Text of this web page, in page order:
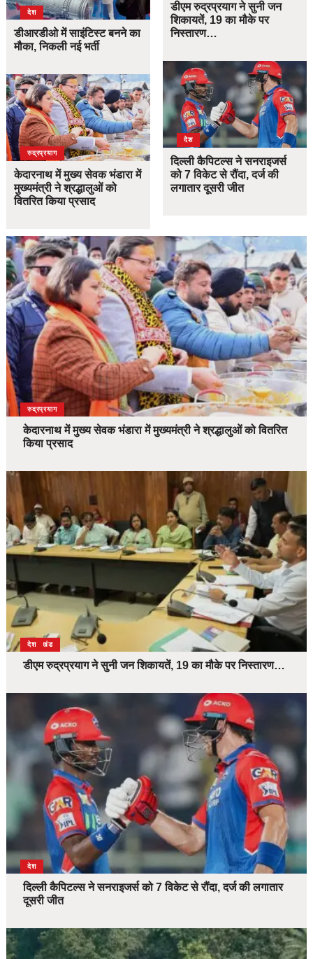
देश
डीआरडीओ में साइंटिस्ट बनने का
मौका, निकली नई भर्ती
उत्तराखंड
देश
रुद्रप्रयाग
केदारनाथ में मुख्य सेवक भंडारा में
मुख्यमंत्री ने श्रद्धालुओं को
वितरित किया प्रसाद
डीएम रुद्रप्रयाग ने सुनी जन
शिकायतें, 19 का मौके पर
निस्तारण…
देश
दिल्ली कैपिटल्स ने सनराइजर्स
को 7 विकेट से रौंदा, दर्ज की
लगातार दूसरी जीत
उत्तराखंड
देश
रुद्रप्रयाग
केदारनाथ में मुख्य सेवक भंडारा में मुख्यमंत्री ने श्रद्धालुओं को वितरित
किया प्रसाद
उत्तराखंड
देश
डीएम रुद्रप्रयाग ने सुनी जन शिकायतें, 19 का मौके पर निस्तारण…
देश
दिल्ली कैपिटल्स ने सनराइजर्स को 7 विकेट से रौंदा, दर्ज की लगातार
दूसरी जीत